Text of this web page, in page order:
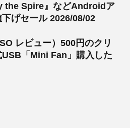
the Spire』などAndroidア
下げセール 2026/08/02
レビュー）500円のクリ
USB「Mini Fan」購入した